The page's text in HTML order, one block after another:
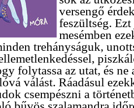
versengő
feszültség.
mesémben
trehányságuk,
folytassa az utat, és ne
válást. Ráadásul
csempészni a